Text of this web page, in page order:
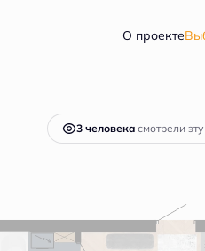
О проекте
5 956 000 руб.Ипотека
3 человекa смотрели